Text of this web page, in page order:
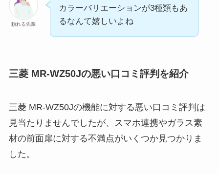
頼れる先輩
カラーバリエーションが3種類もあ
るなんて嬉しいよね
三菱 MR-WZ50Jの悪い口コミ評判を紹介
三菱 MR-WZ50Jの機能に対する悪い口コミ評判は
見当たりませんでしたが、スマホ連携やガラス素
材の前面扉に対する不満点がいくつか見つかりま
した。